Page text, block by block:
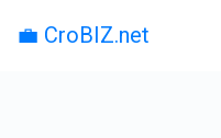
💼 CroBIZ.net